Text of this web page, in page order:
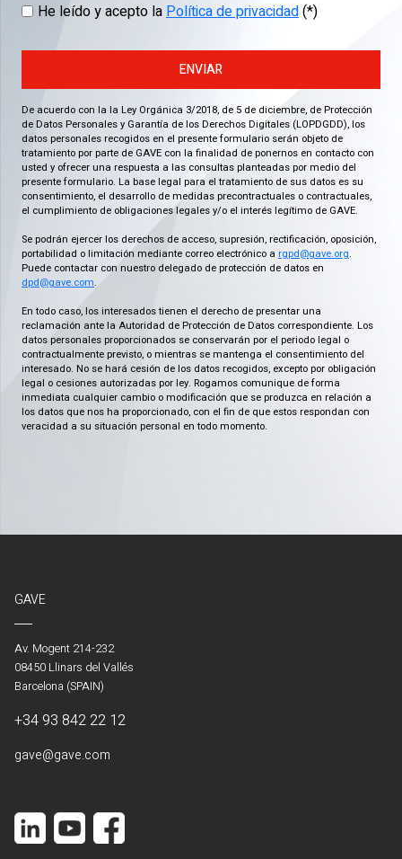
He leído y acepto laPolítica de privacidad(*)
ENVIAR
De acuerdo con la la Ley Orgánica 3/2018, de 5 de diciembre, de Protección
de Datos Personales y Garantía de los Derechos Digitales (LOPDGDD), los
datos personales recogidos en el presente formulario serán objeto de
tratamiento por parte de GAVE con la finalidad de ponernos en contacto con
usted y ofrecer una respuesta a las consultas planteadas por medio del
presente formulario. La base legal para el tratamiento de sus datos es su
consentimiento, el desarrollo de medidas precontractuales o contractuales,
el cumplimiento de obligaciones legales y/o el interés legítimo de GAVE.
Se podrán ejercer los derechos de acceso, supresión, rectificación, oposición,
portabilidad o limitación mediante correo electrónico a rgpd@gave.org.
Puede contactar con nuestro delegado de protección de datos en
dpd@gave.com.
En todo caso, los interesados tienen el derecho de presentar una
reclamación ante la Autoridad de Protección de Datos correspondiente. Los
datos personales proporcionados se conservarán por el periodo legal o
contractualmente previsto, o mientras se mantenga el consentimiento del
interesado. No se hará cesión de los datos recogidos, excepto por obligación
legal o cesiones autorizadas por ley. Rogamos comunique de forma
inmediata cualquier cambio o modificación que se produzca en relación a
los datos que nos ha proporcionado, con el fin de que estos respondan con
veracidad a su situación personal en todo momento.
GAVE
Av. Mogent 214-232
08450 Llinars del Vallés
Barcelona (SPAIN)
+34 93 842 22 12
gave@gave.com